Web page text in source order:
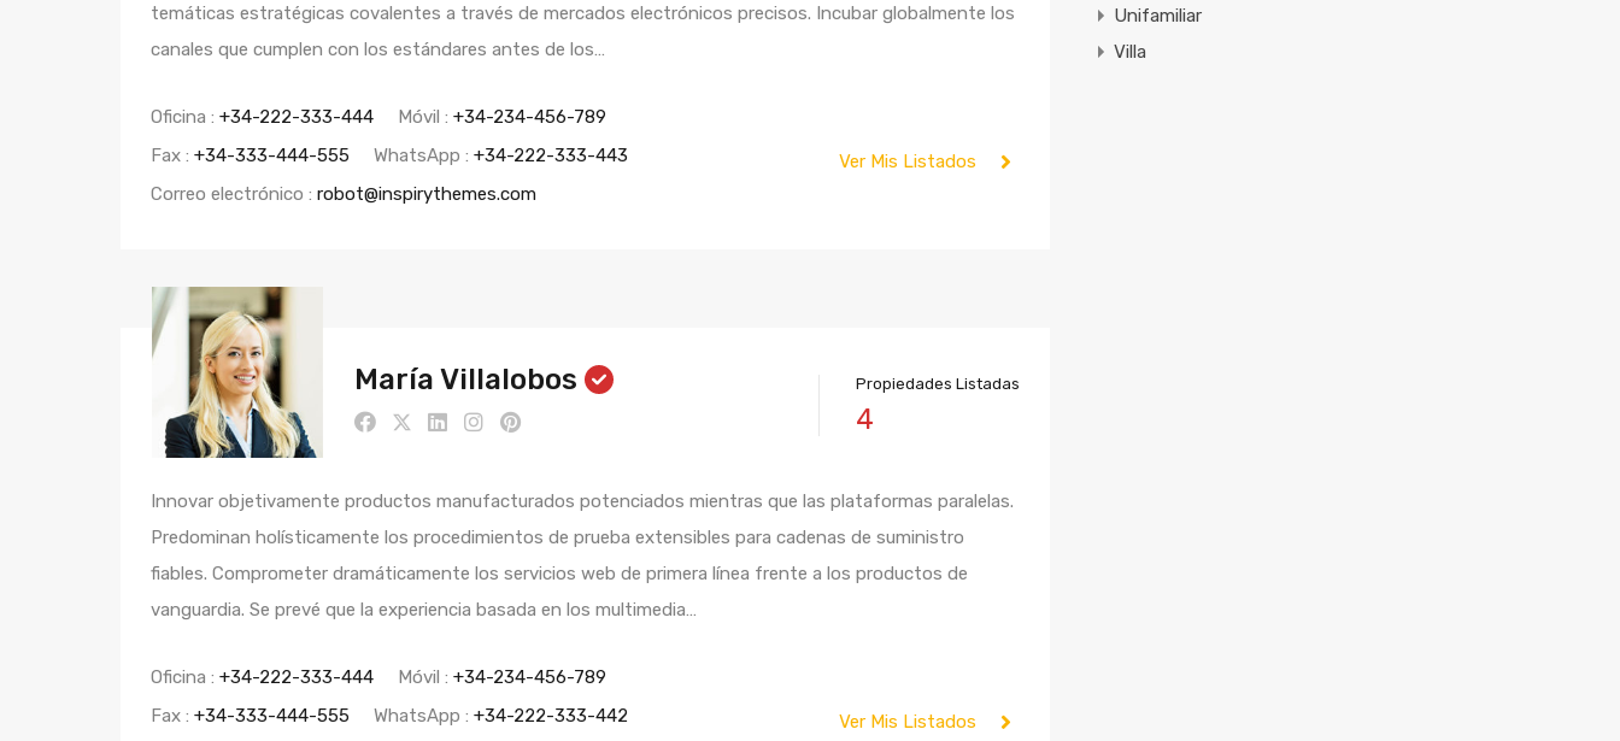
temáticas estratégicas covalentes a través de mercados electrónicos precisos. Incubar globalmente los
canales que cumplen con los estándares antes de los…
Oficina : +34-222-333-444 Móvil : +34-234-456-789
Fax : +34-333-444-555 WhatsApp : +34-222-333-443
Correo electrónico : robot@inspirythemes.com
Ver Mis Listados
María Villalobos Propiedades Listadas
4
Innovar objetivamente productos manufacturados potenciados mientras que las plataformas paralelas.
Predominan holísticamente los procedimientos de prueba extensibles para cadenas de suministro
fiables. Comprometer dramáticamente los servicios web de primera línea frente a los productos de
vanguardia. Se prevé que la experiencia basada en los multimedia…
Oficina : +34-222-333-444 Móvil : +34-234-456-789
Fax : +34-333-444-555 WhatsApp : +34-222-333-442
Ver Mis Listados
Unifamiliar
Villa